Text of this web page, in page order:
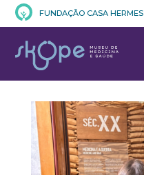
FUNDAÇÃO CASA HERMES